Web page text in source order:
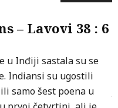
– Lavovi 38 : 6
u Inđiji sastala su se
Indiansi su ugostili
samo šest poena u